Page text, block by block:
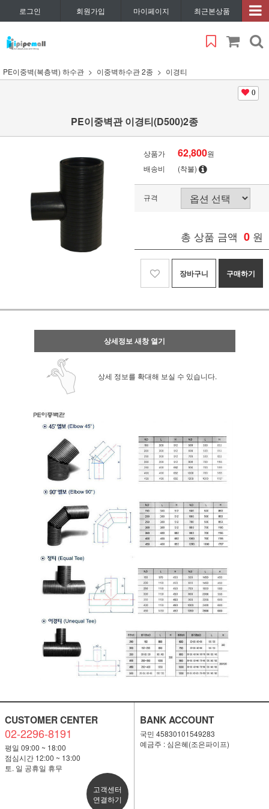
로그인 회원가입 마이페이지 최근본상품
PE이중벽(복층벽) 하수관 이중벽하수관 2종 이경티
0
PE이중벽관 이경티(D500)2종
상품가 62,800원
배송비
(착불)
규격
총 상품 금액 0 원
장바구니 구매하기
상세정보 새창 열기
상세 정보를 확대해 보실 수 있습니다.
CUSTOMER CENTER
02-2296-8191
평일 09:00 ~ 18:00
점심시간 12:00 ~ 13:00
토. 일 공휴일 휴무
고객센터
연결하기
BANK ACCOUNT
국민 45830101549283
예금주 : 심은혜(조은파이프)